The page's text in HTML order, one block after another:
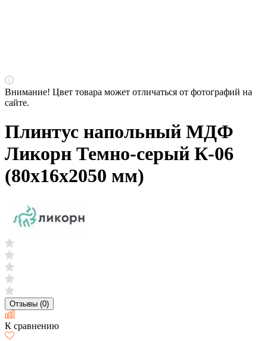
Внимание! Цвет товара может отличаться от фотографий на
сайте.
Плинтус напольный МДФ
Ликорн Темно-серый К-06
(80х16х2050 мм)
Отзывы (0)
К сравнению